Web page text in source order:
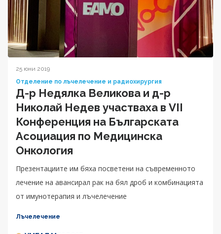
25 юни 2019
Отделение по лъчелечение и радиохирургия
Д-р Недялка Великова и д-р
Николай Недев участваха в VII
Конференция на Българската
Асоциация по Медицинска
Онкология
Презентациите им бяха посветени на съвременното
лечение на авансирал рак на бял дроб и комбинацията
от имунотерапия и лъчелечение
Лъчелечение